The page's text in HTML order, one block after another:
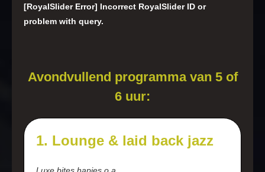
[RoyalSlider Error] Incorrect RoyalSlider ID or
problem with query.
Avondvullend programma van 5 of
6 uur:
1. Lounge & laid back jazz
Luxe bites hapjes o.a.